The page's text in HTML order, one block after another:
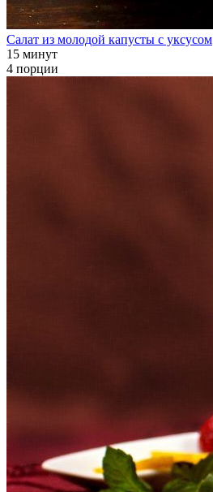
Салат из молодой капусты с уксусом
15 минут
4 порции